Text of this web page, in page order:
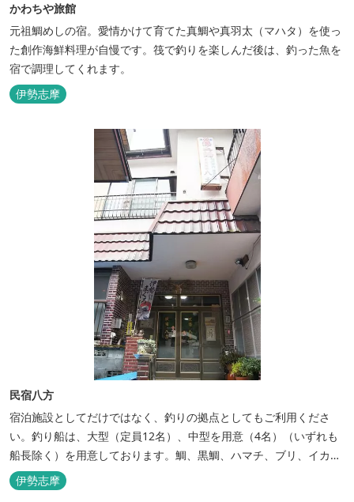
かわちや旅館
元祖鯛めしの宿。愛情かけて育てた真鯛や真羽太（マハタ）を使っ
た創作海鮮料理が自慢です。筏で釣りを楽しんだ後は、釣った魚を
宿で調理してくれます。
伊勢志摩
民宿八方
宿泊施設としてだけではなく、釣りの拠点としてもご利用くださ
い。釣り船は、大型（定員12名）、中型を用意（4名）（いずれも
船長除く）を用意しております。鯛、黒鯛、ハマチ、ブリ、イカ
等、お客様のご要望に合わせた漁場にご案内いたします。当店か
ら、徒歩2分です。
伊勢志摩